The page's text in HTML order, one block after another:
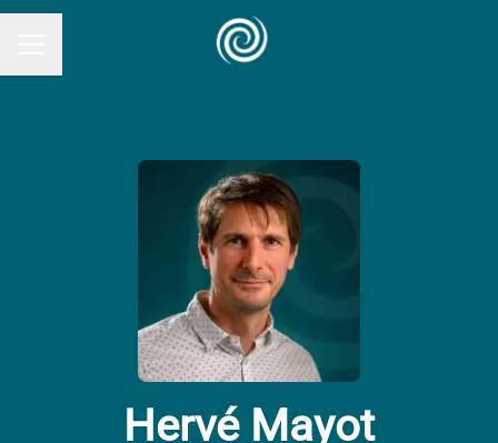
Hervé Mayot